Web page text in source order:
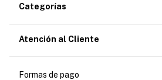
Categorías
Atención al Cliente
Formas de pago